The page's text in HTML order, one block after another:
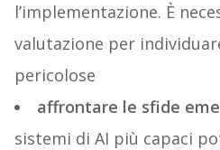
l’implementazione. È
valutazione per
pericolose
affrontare le sfide
sistemi di AI più capaci